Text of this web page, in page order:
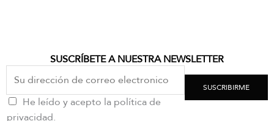
SUSCRÍBETE A NUESTRA NEWSLETTER
He leído y acepto la política de
privacidad.
SUSCRIBIRME